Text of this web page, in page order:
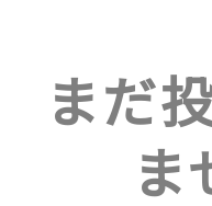
まだ
ま